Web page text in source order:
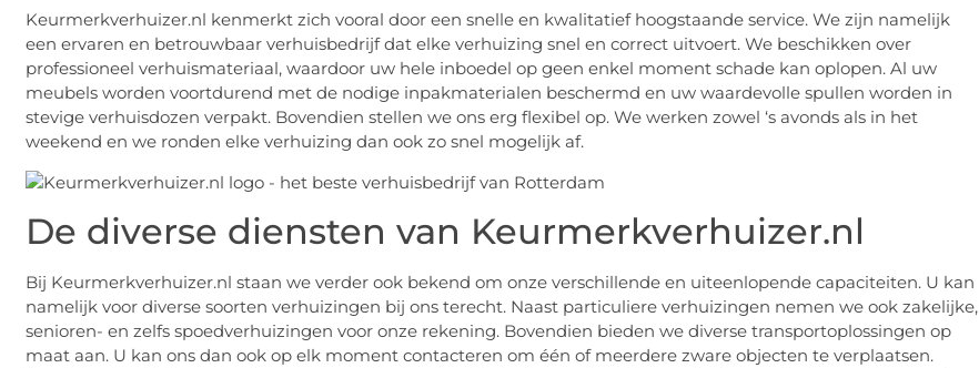
Keurmerkverhuizer.nl kenmerkt zich vooral door een snelle en kwalitatief hoogstaande service. We zijn namelijk
een ervaren en betrouwbaar verhuisbedrijf dat elke verhuizing snel en correct uitvoert. We beschikken over
professioneel verhuismateriaal, waardoor uw hele inboedel op geen enkel moment schade kan oplopen. Al uw
meubels worden voortdurend met de nodige inpakmaterialen beschermd en uw waardevolle spullen worden in
stevige verhuisdozen verpakt. Bovendien stellen we ons erg flexibel op. We werken zowel ‘s avonds als in het
weekend en we ronden elke verhuizing dan ook zo snel mogelijk af.
De diverse diensten van Keurmerkverhuizer.nl
Bij Keurmerkverhuizer.nl staan we verder ook bekend om onze verschillende en uiteenlopende capaciteiten. U kan
namelijk voor diverse soorten verhuizingen bij ons terecht. Naast particuliere verhuizingen nemen we ook zakelijke,
senioren- en zelfs spoedverhuizingen voor onze rekening. Bovendien bieden we diverse transportoplossingen op
maat aan. U kan ons dan ook op elk moment contacteren om één of meerdere zware objecten te verplaatsen.